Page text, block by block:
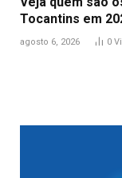
Tocantins em
agosto 6, 2026 0